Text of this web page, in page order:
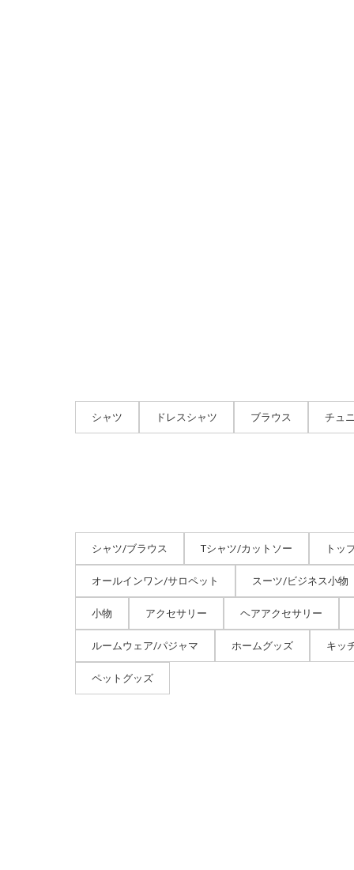
シャツ ドレスシャツ ブラウス チュ
シャツ/ブラウス Tシャツ/カットソー トッ
オールインワン/サロペット スーツ/ビジネス小物
小物 アクセサリー ヘアアクセサリー
ルームウェア/パジャマ ホームグッズ キッ
ペットグッズ